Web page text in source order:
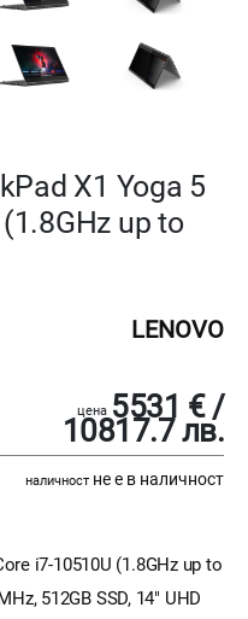
X1 Yoga 5
up to
LENOVO
цена 5531 € /
10817.7 лв.
наличност не е в наличност
i7-10510U (1.8GHz up to
512GB SSD, 14" UHD